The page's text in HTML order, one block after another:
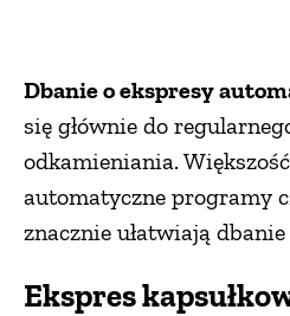
Dbanie o ekspresy
się głównie do
odkamieniania.
automatyczne programy
znacznie ułatwiają
Ekspres